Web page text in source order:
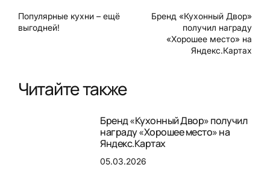
Популярные кухни – ещё
выгодней!
Бренд «Кухонный Двор»
получил награду
«Хорошее место» на
Яндекс.Картах
Читайте также
Бренд «Кухонный Двор» получил
награду «Хорошее место» на
Яндекс.Картах
05.03.2026